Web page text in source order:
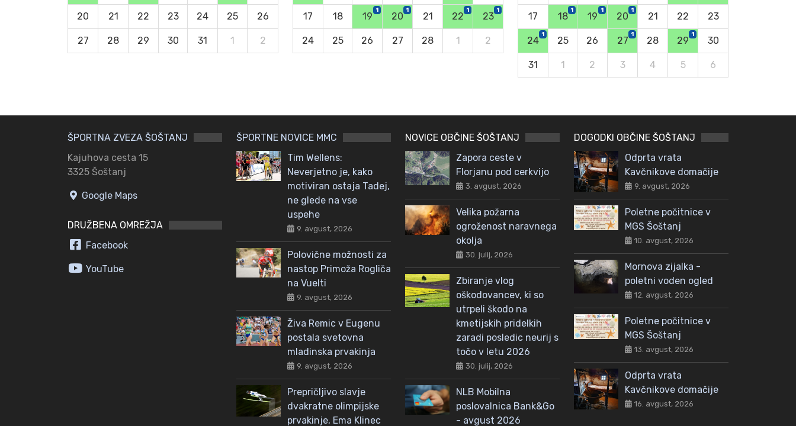
20 21 22 23 24 25 26
27 28 29 30 31 1 2
17 18 19
1
20
1
21 22
1
23
1
24 25 26 27 28 1 2
17 18
1
19
1
20
1
21 22 23
24
1
25 26 27
1
28 29
1
30
31 1 2 3 4 5 6
ŠPORTNA ZVEZA ŠOŠTANJ
Kajuhova cesta 15
3325 Šoštanj
Google Maps
DRUŽBENA OMREŽJA
Facebook
YouTube
ŠPORTNE NOVICE MMC
Tim Wellens:
Neverjetno je, kako
motiviran ostaja Tadej,
ne glede na vse
uspehe
9. avgust, 2026
Polovične možnosti za
nastop Primoža Rogliča
na Vuelti
9. avgust, 2026
Živa Remic v Eugenu
postala svetovna
mladinska prvakinja
9. avgust, 2026
Prepričljivo slavje
dvakratne olimpijske
prvakinje, Ema Klinec
NOVICE OBČINE ŠOŠTANJ
Zapora ceste v
Florjanu pod cerkvijo
3. avgust, 2026
Velika požarna
ogroženost naravnega
okolja
30. julij, 2026
Zbiranje vlog
oškodovancev, ki so
utrpeli škodo na
kmetijskih pridelkih
zaradi posledic neurij s
točo v letu 2026
30. julij, 2026
NLB Mobilna
poslovalnica Bank&Go
- avgust 2026
DOGODKI OBČINE ŠOŠTANJ
Odprta vrata
Kavčnikove domačije
9. avgust, 2026
Poletne počitnice v
MGS Šoštanj
10. avgust, 2026
Mornova zijalka -
poletni voden ogled
12. avgust, 2026
Poletne počitnice v
MGS Šoštanj
13. avgust, 2026
Odprta vrata
Kavčnikove domačije
16. avgust, 2026